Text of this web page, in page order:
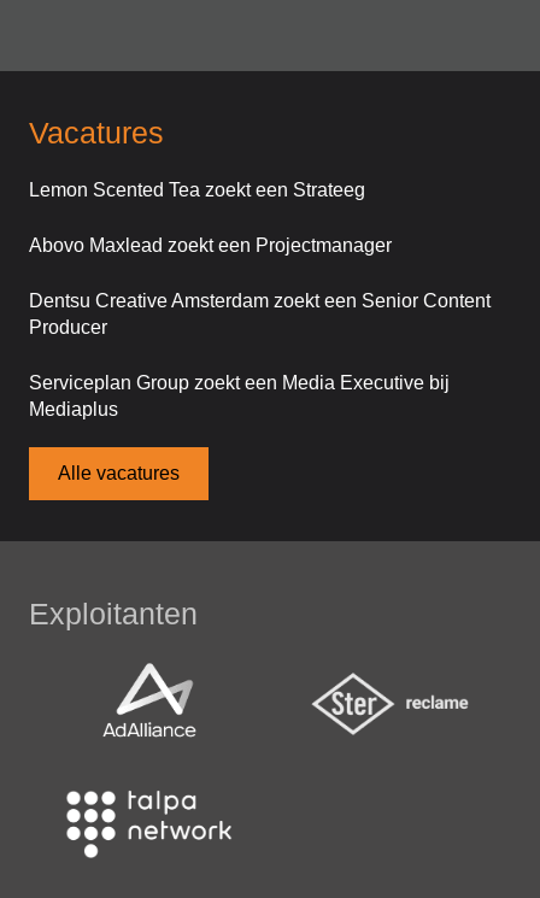
Vacatures
Lemon Scented Tea zoekt een Strateeg
Abovo Maxlead zoekt een Projectmanager
Dentsu Creative Amsterdam zoekt een Senior Content
Producer
Serviceplan Group zoekt een Media Executive bij
Mediaplus
Alle vacatures
Exploitanten